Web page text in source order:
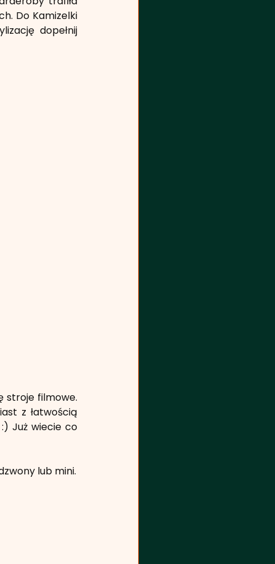
Do Kamizelki
dopełnij
stroje filmowe.
z łatwością
Już wiecie co
lub mini.